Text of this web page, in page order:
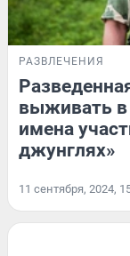
РАЗВЛЕЧЕНИЯ
выживать
имена
джунглях»
11 сентября, 2024,